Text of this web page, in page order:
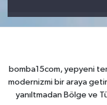
bomba15com, yepyeni
modernizmi bir araya
yanıltmadan Bölge ve